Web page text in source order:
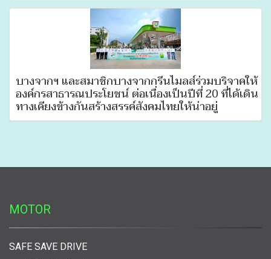
บางจากฯ และสมาชิกบางจากกรีนไมลส์ร่วมบริจาคให้
องค์กรสาธารณประโยชน์ ต่อเนื่องเป็นปีที่ 20 ที่ได้เดิน
ทางเคียงข้างกันสร้างสรรค์สังคมไทยให้น่าอยู่
MOTOR
SAFE SAVE DRIVE